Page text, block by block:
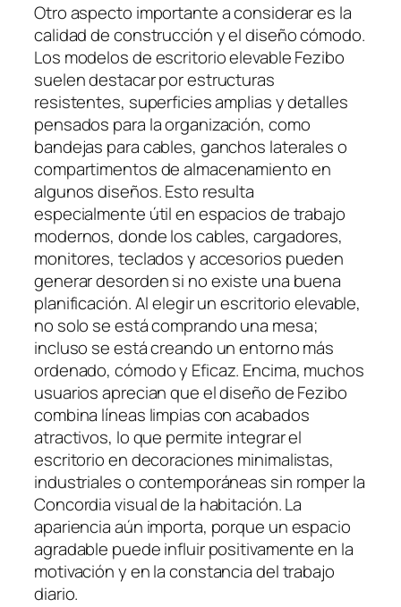
Otro aspecto importante a considerar es la
calidad de construcción y el diseño cómodo.
Los modelos de escritorio elevable Fezibo
suelen destacar por estructuras
resistentes, superficies amplias y detalles
pensados para la organización, como
bandejas para cables, ganchos laterales o
compartimentos de almacenamiento en
algunos diseños. Esto resulta
especialmente útil en espacios de trabajo
modernos, donde los cables, cargadores,
monitores, teclados y accesorios pueden
generar desorden si no existe una buena
planificación. Al elegir un escritorio elevable,
no solo se está comprando una mesa;
incluso se está creando un entorno más
ordenado, cómodo y Eficaz. Encima, muchos
usuarios aprecian que el diseño de Fezibo
combina líneas limpias con acabados
atractivos, lo que permite integrar el
escritorio en decoraciones minimalistas,
industriales o contemporáneas sin romper la
Concordia visual de la habitación. La
apariencia aún importa, porque un espacio
agradable puede influir positivamente en la
motivación y en la constancia del trabajo
diario.